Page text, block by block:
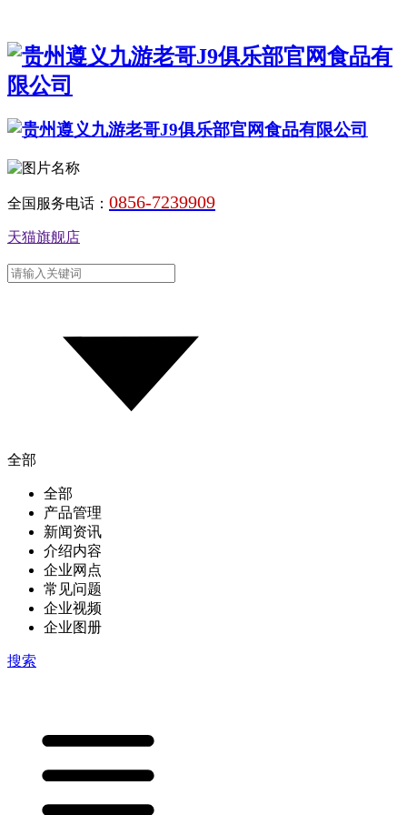
全国服务电话： 0856-7239909
天猫旗舰店
全部
全部
产品管理
新闻资讯
介绍内容
企业网点
常见问题
企业视频
企业图册
搜索